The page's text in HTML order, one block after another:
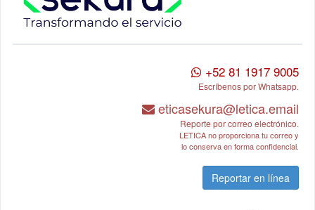
+52 81 1917 9005
Escríbenos por Whatsapp.
eticasekura@letica.email
Reporte por correo electrónico.
LETICA no proporciona tu correo y
lo conserva en forma confidencial.
Reportar en línea